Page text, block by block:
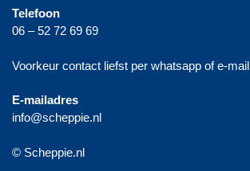
Telefoon
06 – 52 72 69 69
Voorkeur contact liefst per whatsapp of e-mail
E-mailadres
info@scheppie.nl
© Scheppie.nl